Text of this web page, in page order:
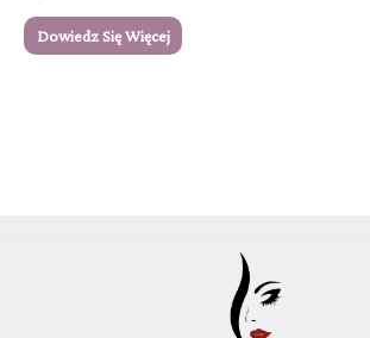
Dowiedz Się Więcej